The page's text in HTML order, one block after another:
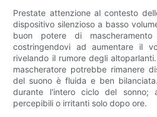
Prestate attenzione al contesto
dispositivo silenzioso a basso
buon potere di
costringendovi ad aumentare il
rivelando il rumore degli
mascheratore potrebbe rimanere
del suono è fluida e ben
durante l'intero ciclo del sonno;
percepibili o irritanti solo dopo ore.